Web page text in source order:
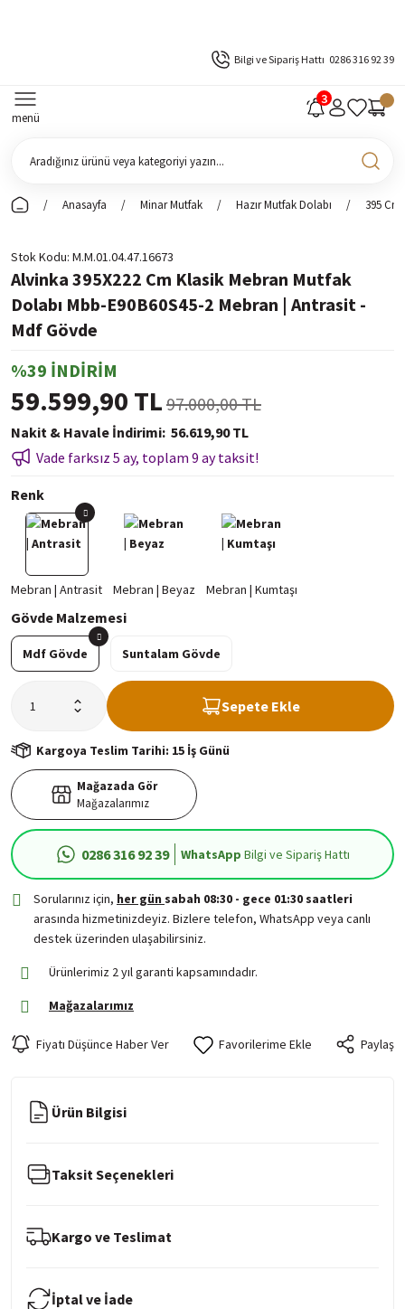
Bilgi ve Sipariş Hattı 0286 316 92 39
menü
Anasayfa Minar Mutfak Hazır Mutfak Dolabı 395 Cm
Stok Kodu M.M.01.04.47.16673
Alvinka 395X222 Cm Klasik Mebran Mutfak
Dolabı Mbb-E90B60S45-2 Mebran | Antrasit -
Mdf Gövde
%39 İNDİRİM
59.599,90 TL 97.000,00 TL
Nakit & Havale İndirimi 56.619,90 TL
Vade farksız 5 ay, toplam 9 ay taksit!
Renk
Gövde Malzemesi
Mdf Gövde Suntalam Gövde
Sepete Ekle
Kargoya Teslim Tarihi: 15 İş Günü
Mağazada Gör
Mağazalarımız
0286 316 92 39 WhatsApp Bilgi ve Sipariş Hattı
Sorularınız için, her gün sabah 08:30 - gece 01:30 saatleri
arasında hizmetinizdeyiz. Bizlere telefon, WhatsApp veya canlı
destek üzerinden ulaşabilirsiniz.
Ürünlerimiz 2 yıl garanti kapsamındadır.
Mağazalarımız
Fiyatı Düşünce Haber Ver Paylaş
Ürün Bilgisi
Taksit Seçenekleri
Kargo ve Teslimat
İptal ve İade